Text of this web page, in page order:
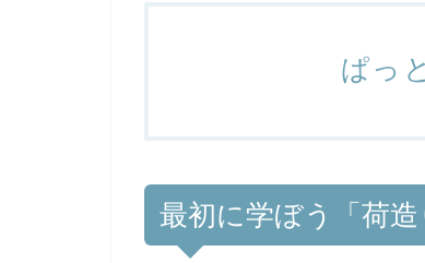
ぱっ
最初に学ぼう「荷